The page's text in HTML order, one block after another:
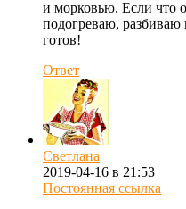
и морковью. Если что
подогреваю, разбиваю
готов!
Ответ
Светлана
2019-04-16 в 21:53
Постоянная ссылка